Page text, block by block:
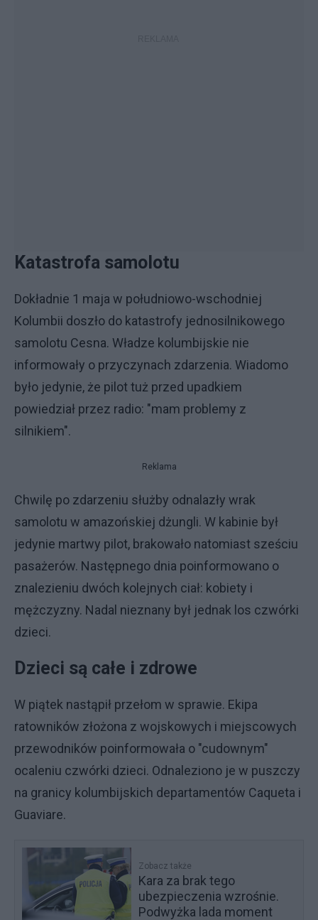
Katastrofa samolotu
Dokładnie 1 maja w południowo-wschodniej
Kolumbii doszło do katastrofy jednosilnikowego
samolotu Cesna. Władze kolumbijskie nie
informowały o przyczynach zdarzenia. Wiadomo
było jedynie, że pilot tuż przed upadkiem
powiedział przez radio: "mam problemy z
silnikiem".
Reklama
Chwilę po zdarzeniu służby odnalazły wrak
samolotu w amazońskiej dżungli. W kabinie był
jedynie martwy pilot, brakowało natomiast sześciu
pasażerów. Następnego dnia poinformowano o
znalezieniu dwóch kolejnych ciał: kobiety i
mężczyzny. Nadal nieznany był jednak los czwórki
dzieci.
Dzieci są całe i zdrowe
W piątek nastąpił przełom w sprawie. Ekipa
ratowników złożona z wojskowych i miejscowych
przewodników poinformowała o "cudownym"
ocaleniu czwórki dzieci. Odnaleziono je w puszczy
na granicy kolumbijskich departamentów Caqueta i
Guaviare.
Zobacz także
Kara za brak tego
ubezpieczenia wzrośnie.
Podwyżka lada moment